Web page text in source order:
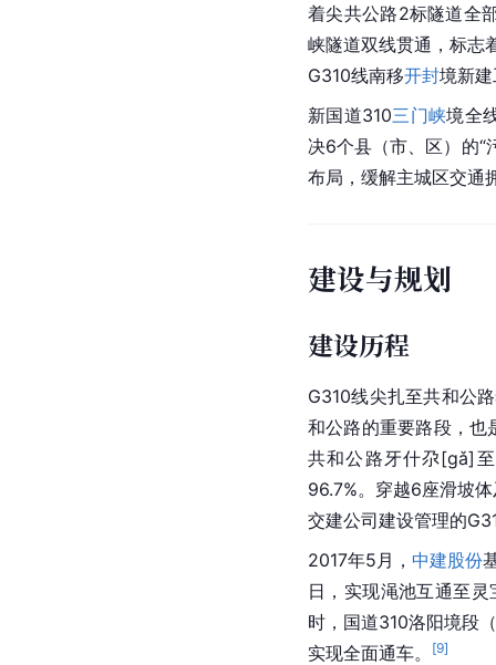
着尖共公路2标隧道全
峡隧道双线贯通，标志
G310线南移开封境新
新国道310三门峡境全
决6个县（市、区）的“
布局，缓解主城区交通
建设与规划
建设历程
G310线尖扎至共和公
和公路的重要路段，也
共和公路牙什尕[gǎ]
96.7%。穿越6座滑坡
交建公司建设管理的
2017年5月，中建股份
日，实现渑池互通至
时，国道310洛阳境段（
实现全面通车。
[9]